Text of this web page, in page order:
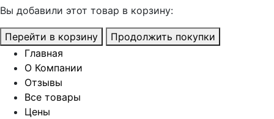
Вы добавили этот товар в корзину:
Перейти в корзину
Продолжить покупки
Главная
О Компании
Отзывы
Все товары
Цены